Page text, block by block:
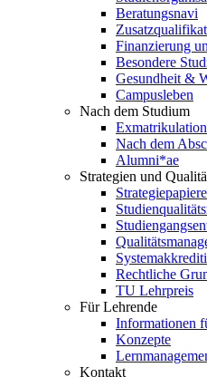
Beratungsnavi
Finanzierung
Besondere
Gesundheit &
Campusleben
Nach dem Studium
Nach dem
Alumni*ae
Strategien und
Rechtliche
TU Lehrpreis
Für Lehrende
Informationen
Konzepte
Kontakt